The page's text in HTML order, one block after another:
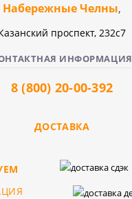
Набережные Челны,
проспект, 232c7
ИНФОРМАЦИЯ
8 (800) 20-00-392
ДОСТАВКА